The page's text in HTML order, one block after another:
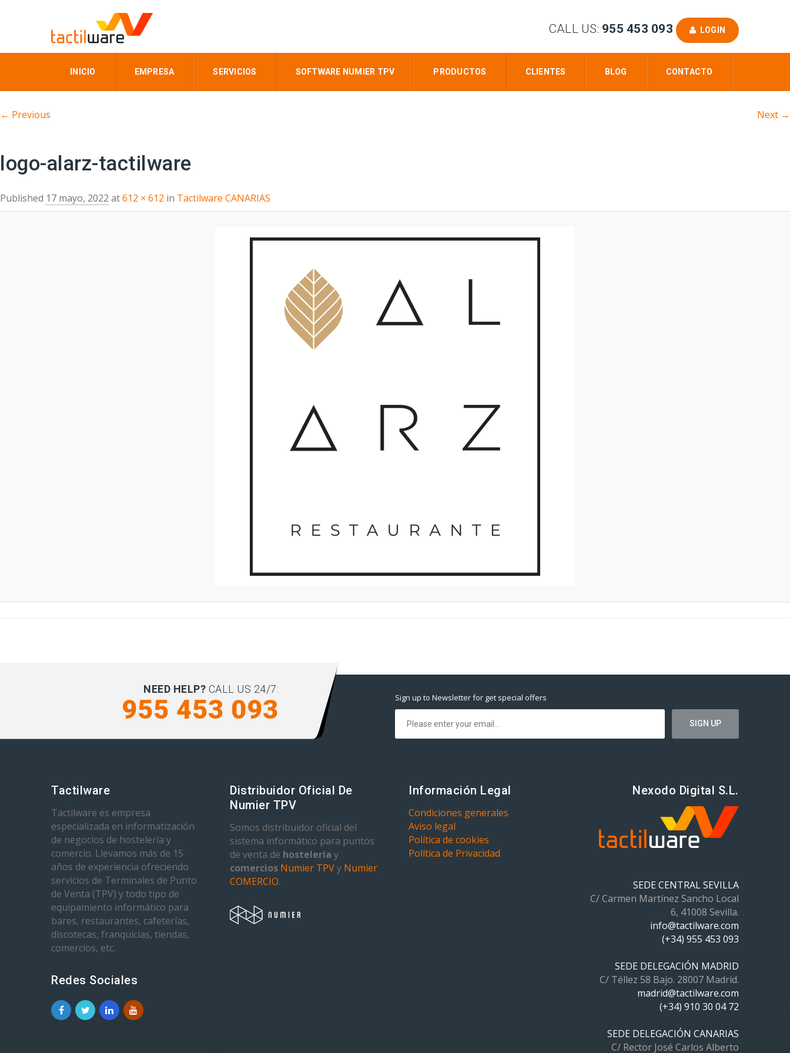
CALL US: 955 453 093 LOGIN
INICIO EMPRESA SERVICIOS SOFTWARE NUMIER TPV PRODUCTOS CLIENTES BLOG CONTACTO
Image navigation
← Previous Next →
logo-alarz-tactilware
Published 17 mayo, 2022 at612 × 612 in Tactilware CANARIAS
NEED HELP? CALL US 24/7:
955 453 093 Sign up to Newsletter for get special offers
Tactilware
Tactilware es empresa
especializada en informatización
de negocios de hostelería y
comercio. Llevamos más de 15
años de experiencia ofreciendo
servicios de Terminales de Punto
de Venta (TPV) y todo tipo de
equipamiento informático para
bares, restaurantes, cafeterías,
discotecas, franquicias, tiendas,
comercios, etc.
Redes Sociales
Distribuidor Oficial De
Numier TPV
Somos distribuidor oficial del
sistema informático para puntos
de venta de hostelería y
comercios Numier TPVy Numier
COMERCIO.
Información Legal
Condiciones generales
Aviso legal
Política de cookies
Política de Privacidad
Nexodo Digital S.L.
SEDE CENTRAL SEVILLA
C/ Carmen Martínez Sancho Local
6, 41008 Sevilla.
info@tactilware.com
(+34) 955 453 093
SEDE DELEGACIÓN MADRID
C/ Téllez 58 Bajo. 28007 Madrid.
madrid@tactilware.com
(+34) 910 30 04 72
SEDE DELEGACIÓN CANARIAS
C/ Rector José Carlos Alberto